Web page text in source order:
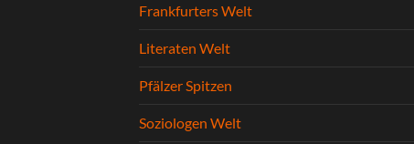
Frankfurters Welt
Literaten Welt
Pfälzer Spitzen
Soziologen Welt